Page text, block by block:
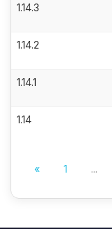
1.14.3
1.14.2
1.14.1
1.14
« 1 ...